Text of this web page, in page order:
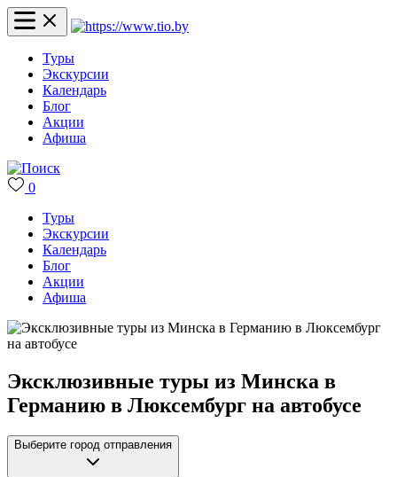
Туры
Экскурсии
Календарь
Блог
Акции
Афиша
0
Туры
Экскурсии
Календарь
Блог
Акции
Афиша
Эксклюзивные туры из Минска в
Германию в Люксембург на автобусе
Выберите город отправления